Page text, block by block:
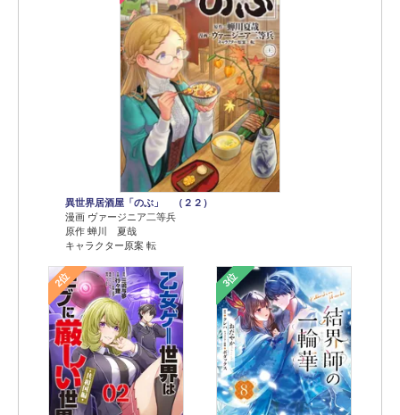
異世界居酒屋「のぶ」 （２２）
漫画 ヴァージニア二等兵
原作 蝉川 夏哉
キャラクター原案 転
2位 3位